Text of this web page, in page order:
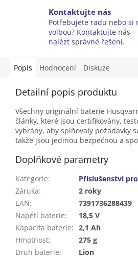
Kontaktujte nás
Potřebujete radu nebo si
volbou? Kontaktujte nás
nalézt správné řešení.
Popis Hodnocení Diskuze
Detailní popis produktu
Všechny originální baterie
články, které jsou certifikovány,
vybrány, aby splňovaly požadavky
takže jsou jedinou bezpečnou a
Doplňkové parametry
Kategorie:
Příslušenství
Záruka:
2 roky
EAN:
7391736288439
Napětí baterie:
18,5 V
Kapacita baterie: 2,1 Ah
Hmotnost:
275 g
Druh baterie:
Lion